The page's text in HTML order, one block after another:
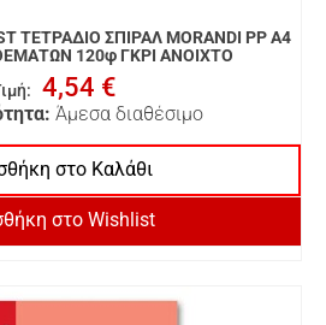
ΤΕΤΡΑΔΙΟ ΣΠΙΡΑΛ MORANDI PP A4
120φ ΓΚΡΙ ΑΝΟΙΧΤΟ
: 4,54 €
Άμεσα διαθέσιμο
στο Καλάθι
στο Wishlist